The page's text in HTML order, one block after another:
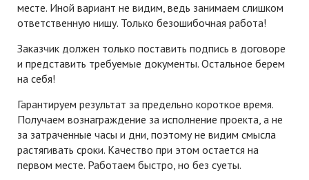
месте. Иной вариант не видим, ведь занимаем слишком
ответственную нишу. Только безошибочная работа!
Заказчик должен только поставить подпись в договоре
и представить требуемые документы. Остальное берем
на себя!
Гарантируем результат за предельно короткое время.
Получаем вознаграждение за исполнение проекта, а не
за затраченные часы и дни, поэтому не видим смысла
растягивать сроки. Качество при этом остается на
первом месте. Работаем быстро, но без суеты.